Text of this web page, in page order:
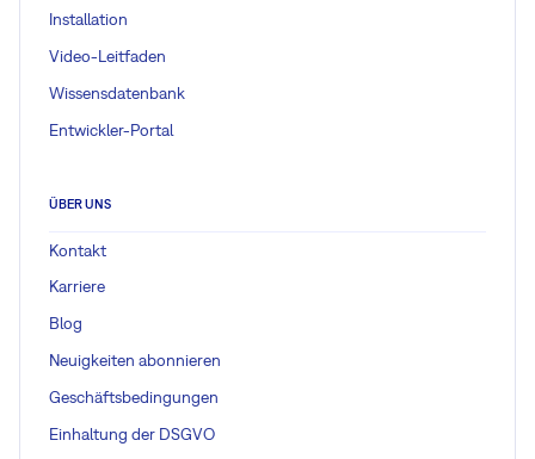
Installation
Video-Leitfaden
Wissensdatenbank
Entwickler-Portal
ÜBER UNS
Kontakt
Karriere
Blog
Neuigkeiten abonnieren
Geschäftsbedingungen
Einhaltung der DSGVO